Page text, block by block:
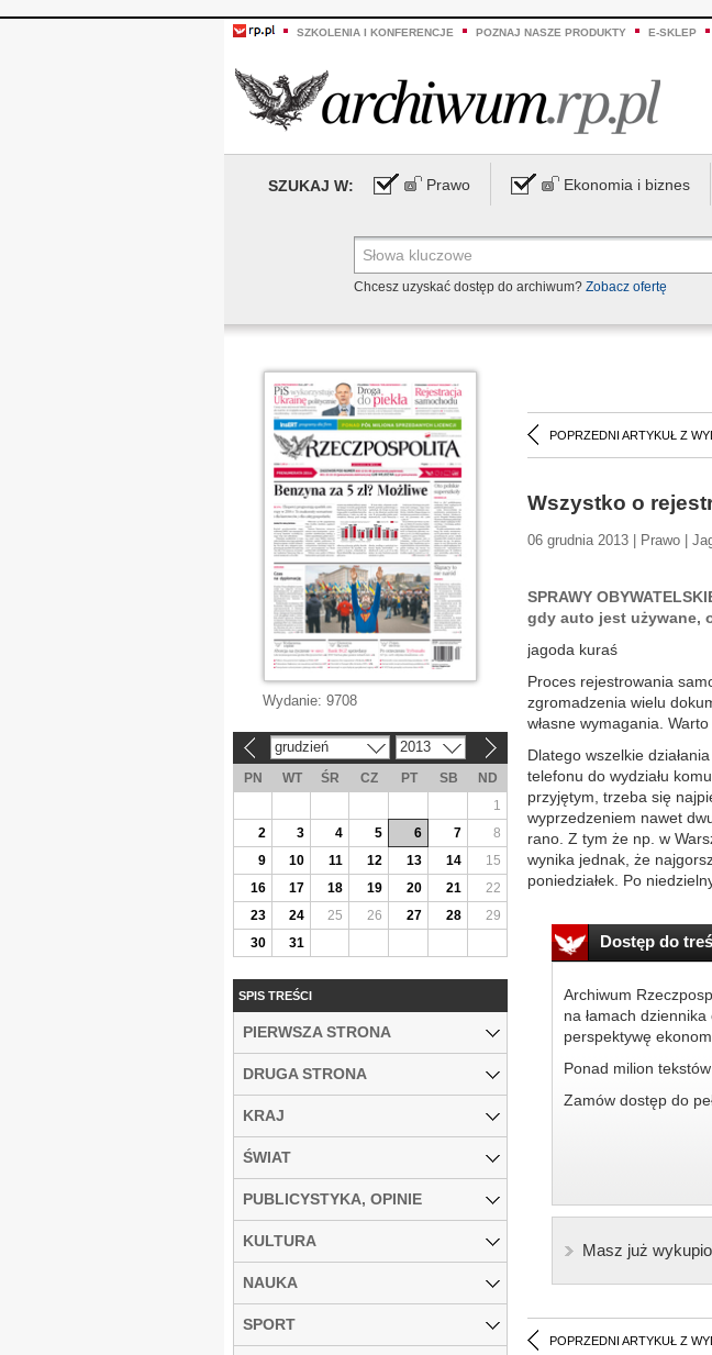
SZKOLENIA I KONFERENCJE POZNAJ NASZE PRODUKTY E-SKLEP
SZUKAJ W: Prawo Ekonomia i biznes
Chcesz uzyskać dostęp do archiwum? Zobacz ofertę
POPRZEDNI ARTYKUŁ Z
Wszystko o
06 grudnia 2013 | Prawo |
SPRAWY
gdy auto jest używane,
jagoda kuraś
Proces rejestrowania
zgromadzenia wielu
własne wymagania.
Dlatego wszelkie
telefonu do wydziału
przyjętym, trzeba się
wyprzedzeniem nawet
rano. Z tym że np. w
wynika jednak, że
poniedziałek. Po
Dostęp do
Archiwum
na łamach
perspektywę
Ponad milion
Zamów dostęp do
Masz już
POPRZEDNI ARTYKUŁ Z
Wydanie: 9708
grudzień 2013
PN WT ŚR CZ PT SB
ND
1
2
3 4 5 6 7
8
9
10 11 12 13 14
15
16
17 18 19 20 21
22
23
24 25 26 27 28
29
30
31
SPIS TREŚCI
PIERWSZA STRONA
DRUGA STRONA
KRAJ
ŚWIAT
PUBLICYSTYKA, OPINIE
KULTURA
NAUKA
SPORT